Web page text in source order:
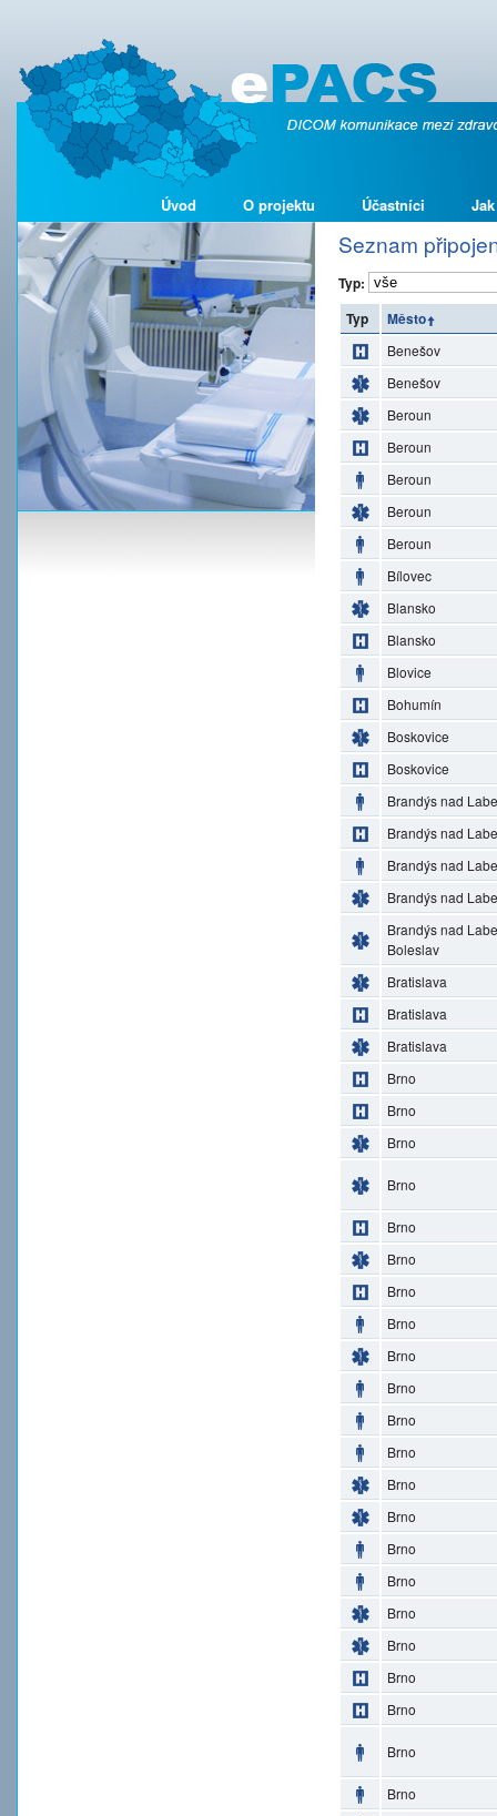
Úvod O projektu Účastníci
Seznam
Typ:
Typ
Město
Benešov
Benešov
Beroun
Beroun
Beroun
Beroun
Beroun
Bílovec
Blansko
Blansko
Blovice
Bohumín
Boskovice
Boskovice
Brandýs nad
Brandýs nad
Brandýs nad
Brandýs nad
Brandýs nad
Boleslav
Bratislava
Bratislava
Bratislava
Brno
Brno
Brno
Brno
Brno
Brno
Brno
Brno
Brno
Brno
Brno
Brno
Brno
Brno
Brno
Brno
Brno
Brno
Brno
Brno
Brno
Brno